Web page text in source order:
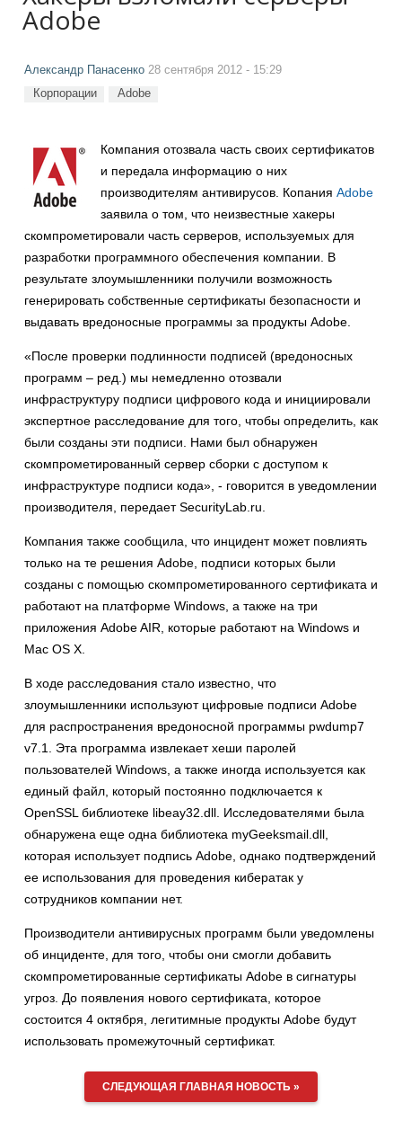
Adobe
Александр Панасенко 28 сентября 2012 - 15:29
Корпорации Adobe
Компания отозвала часть своих сертификатов
и передала информацию о них
производителям антивирусов. Копания Adobe
заявила о том, что неизвестные хакеры
скомпрометировали часть серверов, используемых для
разработки программного обеспечения компании. В
результате злоумышленники получили возможность
генерировать собственные сертификаты безопасности и
выдавать вредоносные программы за продукты Adobe.
«После проверки подлинности подписей (вредоносных
программ – ред.) мы немедленно отозвали
инфраструктуру подписи цифрового кода и инициировали
экспертное расследование для того, чтобы определить, как
были созданы эти подписи. Нами был обнаружен
скомпрометированный сервер сборки с доступом к
инфраструктуре подписи кода», - говорится в уведомлении
производителя, передает SecurityLab.ru.
Компания также сообщила, что инцидент может повлиять
только на те решения Adobe, подписи которых были
созданы с помощью скомпрометированного сертификата и
работают на платформе Windows, а также на три
приложения Adobe AIR, которые работают на Windows и
Mac OS X.
В ходе расследования стало известно, что
злоумышленники используют цифровые подписи Adobe
для распространения вредоносной программы pwdump7
v7.1. Эта программа извлекает хеши паролей
пользователей Windows, а также иногда используется как
единый файл, который постоянно подключается к
OpenSSL библиотеке libeay32.dll. Исследователями была
обнаружена еще одна библиотека myGeeksmail.dll,
которая использует подпись Adobe, однако подтверждений
ее использования для проведения кибератак у
сотрудников компании нет.
Производители антивирусных программ были уведомлены
об инциденте, для того, чтобы они смогли добавить
скомпрометированные сертификаты Adobe в сигнатуры
угроз. До появления нового сертификата, которое
состоится 4 октября, легитимные продукты Adobe будут
использовать промежуточный сертификат.
СЛЕДУЮЩАЯ ГЛАВНАЯ НОВОСТЬ »